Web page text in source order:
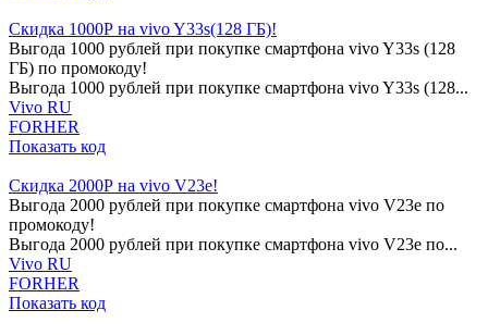
Скидка 1000Р на vivo Y33s(128 ГБ)!
Выгода 1000 рублей при покупке смартфона vivo Y33s (128
ГБ) по промокоду!
Выгода 1000 рублей при покупке смартфона vivo Y33s (128...
Vivo RU
FORHER
Показать код
Скидка 2000Р на vivo V23e!
Выгода 2000 рублей при покупке смартфона vivo V23e по
промокоду!
Выгода 2000 рублей при покупке смартфона vivo V23e по...
Vivo RU
FORHER
Показать код